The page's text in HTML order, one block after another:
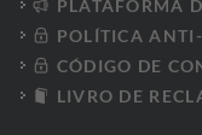
PLATAFORMA
POLÍTICA
CÓDIGO DE
LIVRO DE